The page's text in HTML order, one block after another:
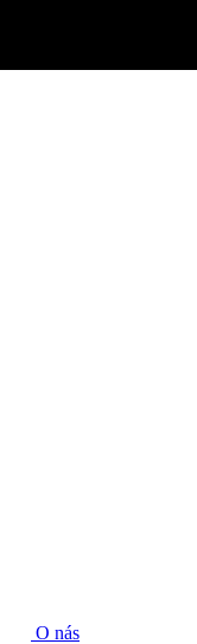
O nás